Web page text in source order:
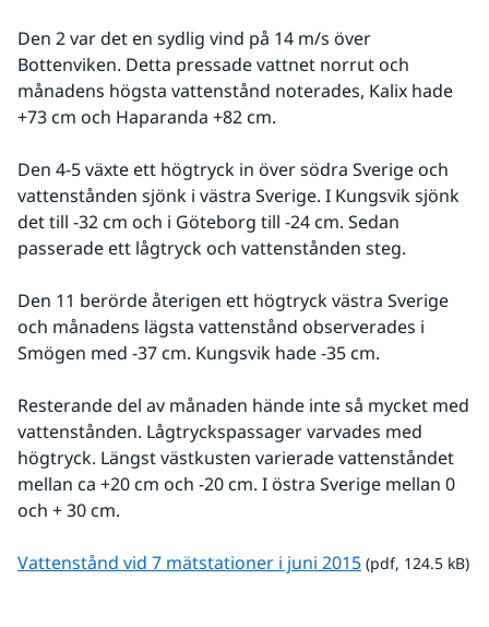
Den 2 var det en sydlig vind på 14 m/s över
Bottenviken. Detta pressade vattnet norrut och
månadens högsta vattenstånd noterades, Kalix hade
+73 cm och Haparanda +82 cm.
Den 4-5 växte ett högtryck in över södra Sverige och
vattenstånden sjönk i västra Sverige. I Kungsvik sjönk
det till -32 cm och i Göteborg till -24 cm. Sedan
passerade ett lågtryck och vattenstånden steg.
Den 11 berörde återigen ett högtryck västra Sverige
och månadens lägsta vattenstånd observerades i
Smögen med -37 cm. Kungsvik hade -35 cm.
Resterande del av månaden hände inte så mycket med
vattenstånden. Lågtryckspassager varvades med
högtryck. Längst västkusten varierade vattenståndet
mellan ca +20 cm och -20 cm. I östra Sverige mellan 0
och + 30 cm.
Vattenstånd vid 7 mätstationer i juni 2015pdf, 124.5 kB.
(pdf, 124.5 kB)